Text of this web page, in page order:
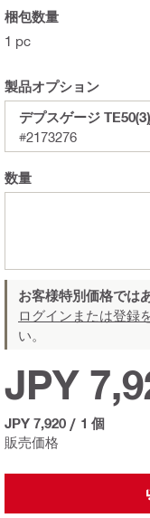
梱包数量
1 pc
製品オプション
デプスゲージ
#2173276
数量
お客様特別価格では
ログインまたは登録
い。
販売価格
JPY
JPY 7,920 / 1 個